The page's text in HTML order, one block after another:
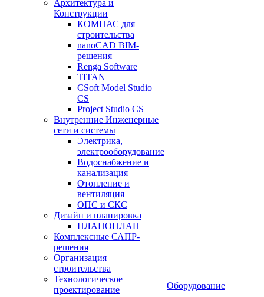
Архитектура и
Конструкции
КОМПАС для
строительства
nanoCAD BIM-
решения
Renga Software
TITAN
CSoft Model Studio
CS
Project Studio CS
Внутренние Инженерные
сети и системы
Электрика,
электрооборудование
Водоснабжение и
канализация
Отопление и
вентиляция
ОПС и СКС
Дизайн и планировка
ПЛАНОПЛАН
Комплексные САПР-
решения
Организация
строительства
Технологическое
проектирование
Оборудование